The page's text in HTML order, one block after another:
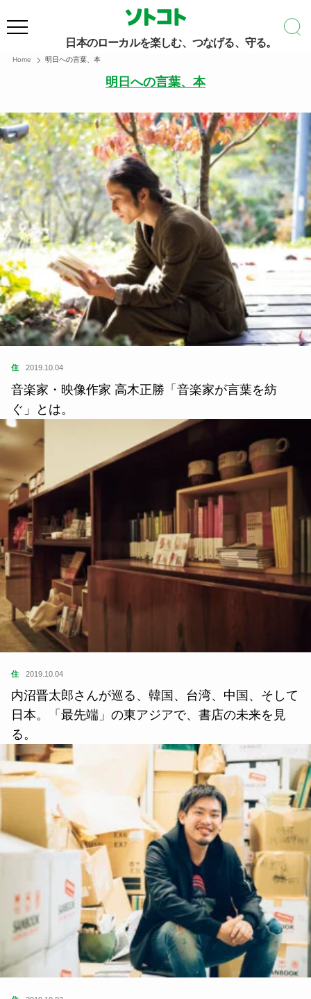
日本のローカルを楽しむ、つなげる、守る。
Home 明日への言葉、本
明日への言葉、本
住 2019.10.04
音楽家・映像作家 高木正勝「音楽家が言葉を紡
ぐ」とは。
住 2019.10.04
内沼晋太郎さんが巡る、韓国、台湾、中国、そして
日本。「最先端」の東アジアで、書店の未来を見
る。